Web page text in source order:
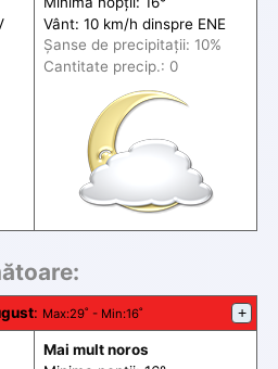
Vânt: 10 km/h dinspre ENE
Șanse de precipitații: 10%
Cantitate precip.: 0
: Max:29˚ - Min:16˚ +
Mai mult noros